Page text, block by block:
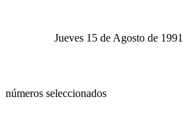
Jueves 15 de Agosto de 1991
números seleccionados